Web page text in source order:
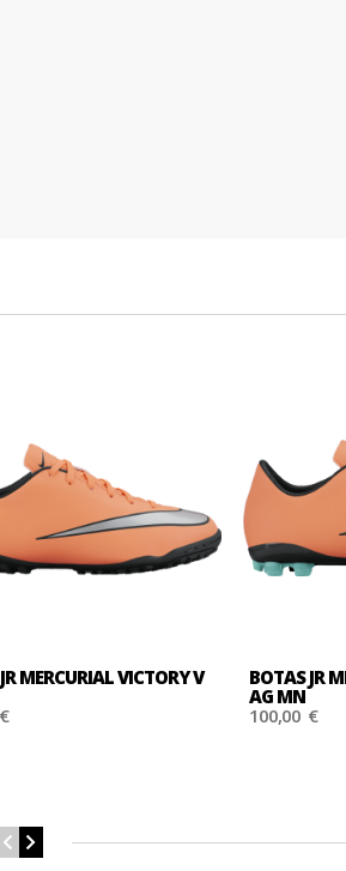
MERCURIAL VICTORY V
BOTAS JR
AG MN
100,00 €